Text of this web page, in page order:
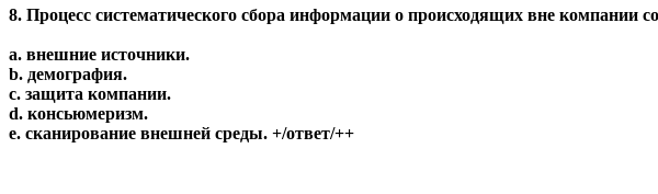
8. Процесс систематического сбора информации о происходящих вне
a. внешние источники.
b. демография.
c. защита компании.
d. консьюмеризм.
e. сканирование внешней среды. +/ответ/++